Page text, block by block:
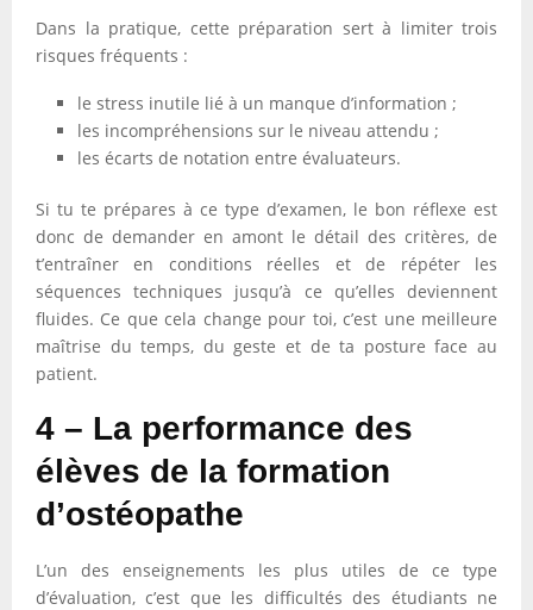
Dans la pratique, cette préparation sert à limiter trois
risques fréquents :
le stress inutile lié à un manque d’information ;
les incompréhensions sur le niveau attendu ;
les écarts de notation entre évaluateurs.
Si tu te prépares à ce type d’examen, le bon réflexe est
donc de demander en amont le détail des critères, de
t’entraîner en conditions réelles et de répéter les
séquences techniques jusqu’à ce qu’elles deviennent
fluides. Ce que cela change pour toi, c’est une meilleure
maîtrise du temps, du geste et de ta posture face au
patient.
4 – La performance des
élèves de la formation
d’ostéopathe
L’un des enseignements les plus utiles de ce type
d’évaluation, c’est que les difficultés des étudiants ne